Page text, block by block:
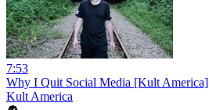
7:53
Why I Quit Social Media [Kult America]
Kult America